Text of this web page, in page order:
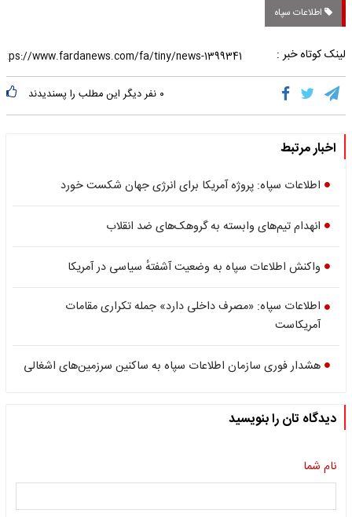
اطلاعات سپاه
لینک کوتاه خبر :
۰ نفر دیگر این مطلب را پسندیدند
اخبار مرتبط
اطلاعات سپاه: پروژه آمریکا برای انرژی جهان شکست خورد
انهدام تیم‌های وابسته به گروهک‌های ضد انقلاب
واکنش اطلاعات سپاه به وضعیت آشفتهٔ سیاسی در آمریکا
اطلاعات سپاه: «مصرف داخلی دارد» جمله تکراری مقامات
آمریکاست
هشدار فوری سازمان اطلاعات سپاه به ساکنین سرزمین‌های اشغالی
دیدگاه تان را بنویسید
نام شما